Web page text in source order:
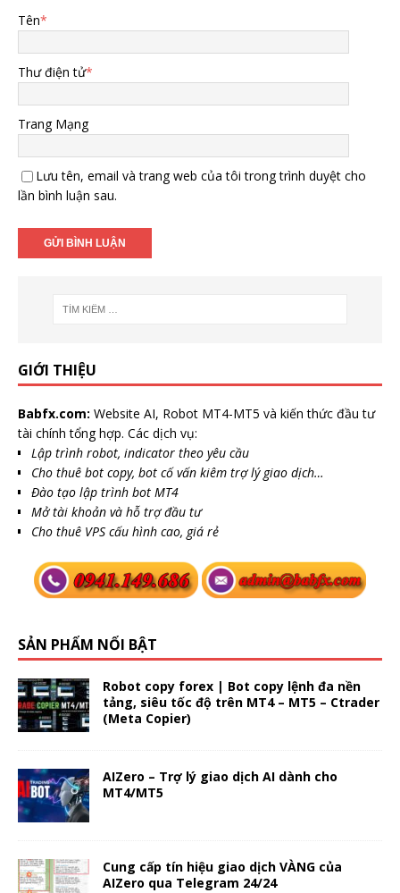
Tên*
Thư điện tử*
Trang Mạng
Lưu tên, email và trang web của tôi trong trình duyệt cho
lần bình luận sau.
GIỚI THIỆU
Babfx.com: Website AI, Robot MT4-MT5 và kiến thức đầu tư
tài chính tổng hợp. Các dịch vụ:
Lập trình robot, indicator theo yêu cầu
Cho thuê bot copy, bot cố vấn kiêm trợ lý giao dịch…
Đào tạo lập trình bot MT4
Mở tài khoản và hỗ trợ đầu tư
Cho thuê VPS cấu hình cao, giá rẻ
SẢN PHẨM NỔI BẬT
Robot copy forex | Bot copy lệnh đa nền
tảng, siêu tốc độ trên MT4 – MT5 – Ctrader
(Meta Copier)
AIZero – Trợ lý giao dịch AI dành cho
MT4/MT5
Cung cấp tín hiệu giao dịch VÀNG của
AIZero qua Telegram 24/24